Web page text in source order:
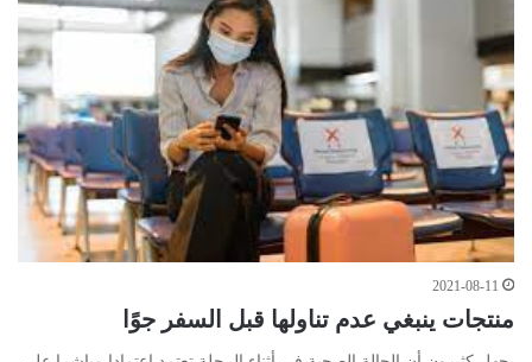
2021-08-11
منتجات ينبغي عدم تناولها قبل السفر جوًا